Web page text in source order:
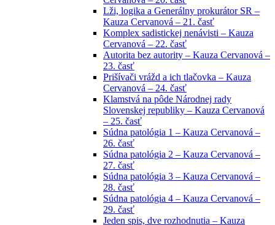
Lži, logika a Generálny prokurátor SR –
Kauza Cervanová – 21. časť
Komplex sadistickej nenávisti – Kauza
Cervanová – 22. časť
Autorita bez autority – Kauza Cervanová –
23. časť
Prišívači vrážd a ich tlačovka – Kauza
Cervanová – 24. časť
Klamstvá na pôde Národnej rady
Slovenskej republiky – Kauza Cervanová
– 25. časť
Súdna patológia 1 – Kauza Cervanová –
26. časť
Súdna patológia 2 – Kauza Cervanová –
27. časť
Súdna patológia 3 – Kauza Cervanová –
28. časť
Súdna patológia 4 – Kauza Cervanová –
29. časť
Jeden spis, dve rozhodnutia – Kauza